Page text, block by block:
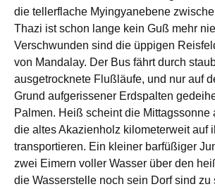
die tellerflache Myingyanebene
Thazi ist schon lange kein Guß mehr
Verschwunden sind die üppigen
von Mandalay. Der Bus fährt durch
ausgetrocknete Flußläufe, und nur auf
Grund aufgerissener Erdspalten
Palmen. Heiß scheint die Mittagssonne
die altes Akazienholz kilometerweit auf
transportieren. Ein kleiner barfüßiger
zwei Eimern voller Wasser über den
die Wasserstelle noch sein Dorf sind zu